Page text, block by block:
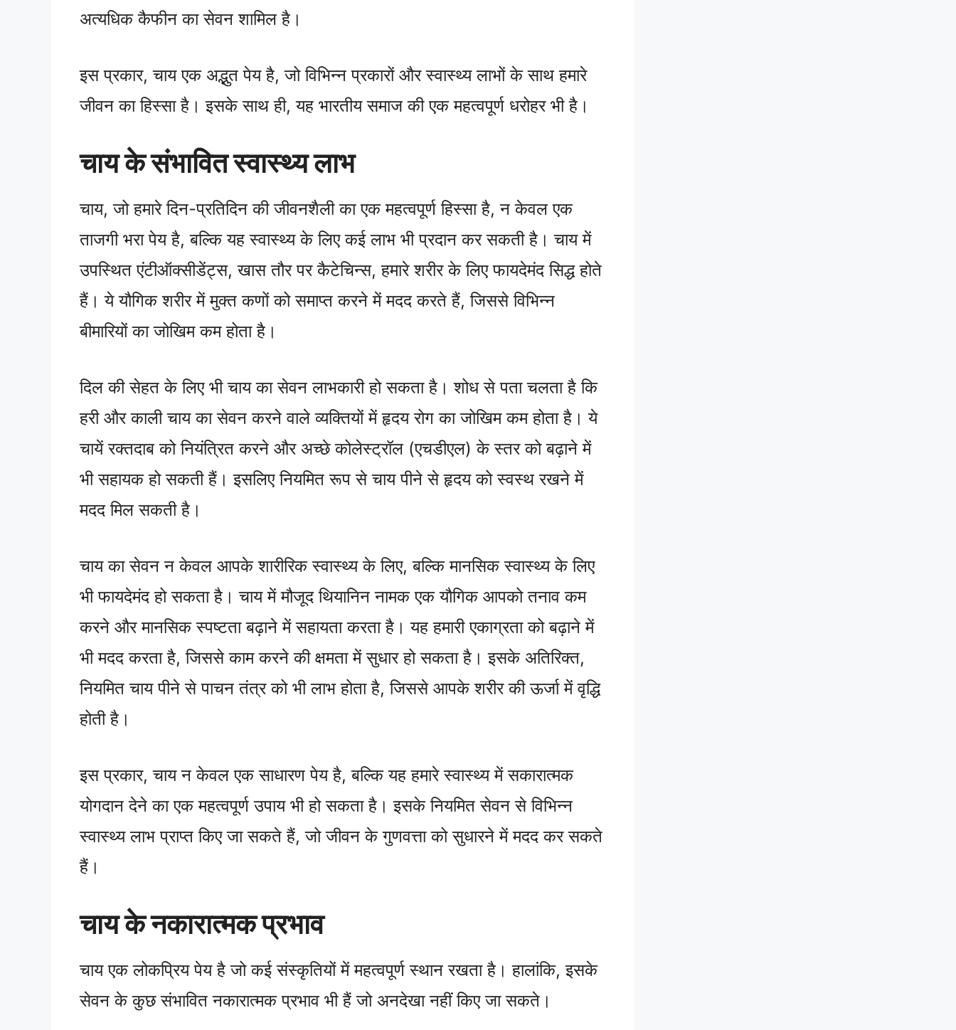
अत्यधिक कैफीन का सेवन शामिल है।
इस प्रकार, चाय एक अद्भुत पेय है, जो विभिन्न प्रकारों और स्वास्थ्य लाभों के साथ हमारे
जीवन का हिस्सा है। इसके साथ ही, यह भारतीय समाज की एक महत्वपूर्ण धरोहर भी है।
चाय के संभावित स्वास्थ्य लाभ
चाय, जो हमारे दिन-प्रतिदिन की जीवनशैली का एक महत्वपूर्ण हिस्सा है, न केवल एक
ताजगी भरा पेय है, बल्कि यह स्वास्थ्य के लिए कई लाभ भी प्रदान कर सकती है। चाय में
उपस्थित एंटीऑक्सीडेंट्स, खास तौर पर कैटेचिन्स, हमारे शरीर के लिए फायदेमंद सिद्ध होते
हैं। ये यौगिक शरीर में मुक्त कणों को समाप्त करने में मदद करते हैं, जिससे विभिन्न
बीमारियों का जोखिम कम होता है।
दिल की सेहत के लिए भी चाय का सेवन लाभकारी हो सकता है। शोध से पता चलता है कि
हरी और काली चाय का सेवन करने वाले व्यक्तियों में हृदय रोग का जोखिम कम होता है। ये
चायें रक्तदाब को नियंत्रित करने और अच्छे कोलेस्ट्रॉल (एचडीएल) के स्तर को बढ़ाने में
भी सहायक हो सकती हैं। इसलिए नियमित रूप से चाय पीने से हृदय को स्वस्थ रखने में
मदद मिल सकती है।
चाय का सेवन न केवल आपके शारीरिक स्वास्थ्य के लिए, बल्कि मानसिक स्वास्थ्य के लिए
भी फायदेमंद हो सकता है। चाय में मौजूद थियानिन नामक एक यौगिक आपको तनाव कम
करने और मानसिक स्पष्टता बढ़ाने में सहायता करता है। यह हमारी एकाग्रता को बढ़ाने में
भी मदद करता है, जिससे काम करने की क्षमता में सुधार हो सकता है। इसके अतिरिक्त,
नियमित चाय पीने से पाचन तंत्र को भी लाभ होता है, जिससे आपके शरीर की ऊर्जा में वृद्धि
होती है।
इस प्रकार, चाय न केवल एक साधारण पेय है, बल्कि यह हमारे स्वास्थ्य में सकारात्मक
योगदान देने का एक महत्वपूर्ण उपाय भी हो सकता है। इसके नियमित सेवन से विभिन्न
स्वास्थ्य लाभ प्राप्त किए जा सकते हैं, जो जीवन के गुणवत्ता को सुधारने में मदद कर सकते
हैं।
चाय के नकारात्मक प्रभाव
चाय एक लोकप्रिय पेय है जो कई संस्कृतियों में महत्वपूर्ण स्थान रखता है। हालांकि, इसके
सेवन के कुछ संभावित नकारात्मक प्रभाव भी हैं जो अनदेखा नहीं किए जा सकते।